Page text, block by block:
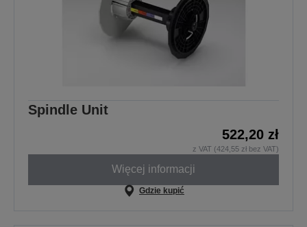
Spindle Unit
522,20 zł
z VAT (424,55 zł bez VAT)
Więcej informacji
Gdzie kupić